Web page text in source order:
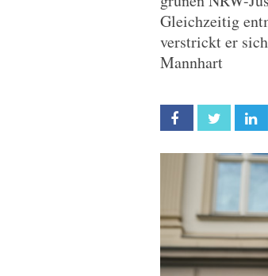
Gleichzeitig
verstrickt er
Mannhart
Facebook Twitter